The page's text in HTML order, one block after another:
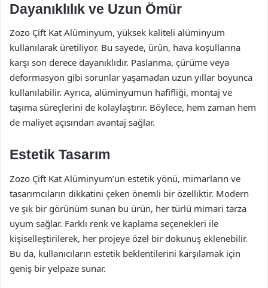
Dayanıklılık ve Uzun Ömür
Zozo Çift Kat Alüminyum, yüksek kaliteli alüminyum
kullanılarak üretiliyor. Bu sayede, ürün, hava koşullarına
karşı son derece dayanıklıdır. Paslanma, çürüme veya
deformasyon gibi sorunlar yaşamadan uzun yıllar boyunca
kullanılabilir. Ayrıca, alüminyumun hafifliği, montaj ve
taşıma süreçlerini de kolaylaştırır. Böylece, hem zaman hem
de maliyet açısından avantaj sağlar.
Estetik Tasarım
Zozo Çift Kat Alüminyum’un estetik yönü, mimarların ve
tasarımcıların dikkatini çeken önemli bir özelliktir. Modern
ve şık bir görünüm sunan bu ürün, her türlü mimari tarza
uyum sağlar. Farklı renk ve kaplama seçenekleri ile
kişiselleştirilerek, her projeye özel bir dokunuş eklenebilir.
Bu da, kullanıcıların estetik beklentilerini karşılamak için
geniş bir yelpaze sunar.